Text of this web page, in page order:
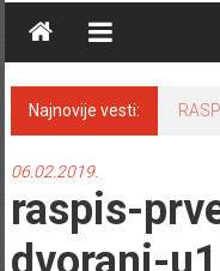
Najnovije vesti:
06.02.2019.
raspis-